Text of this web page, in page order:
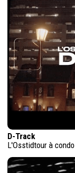
D-Track
L'Osstidtour à condo